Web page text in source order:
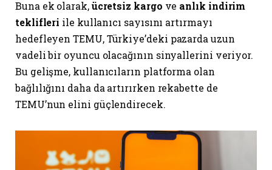
Buna ek olarak,ücretsiz kargo ve anlık indirim
teklifleri ile kullanıcı sayısını artırmayı
hedefleyen TEMU, Türkiye’deki pazarda uzun
vadeli bir oyuncu olacağının sinyallerini veriyor.
Bu gelişme, kullanıcıların platforma olan
bağlılığını daha da artırırken rekabette de
TEMU’nun elini güçlendirecek.